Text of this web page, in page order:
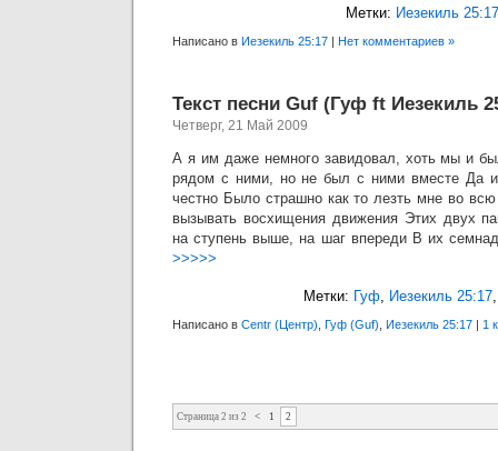
Метки: Иезекиль 25:17
Написано в Иезекиль 25:17 | Нет комментариев »
Текст песни Guf (Гуф ft Иезекиль
Четверг, 21 Май 2009
А я им даже немного завидовал, хоть мы и
рядом с ними, но не был с ними вместе Да
честно Было страшно как то лезть мне во
вызывать восхищения движения Этих двух
на ступень выше, на шаг впереди В их
>>>>>
Метки: Гуф, Иезекиль 25:17
Написано в Centr (Центр) Гуф (Guf) Иезекиль 25:17 | 1
Страница 2 из 2 < 1 2